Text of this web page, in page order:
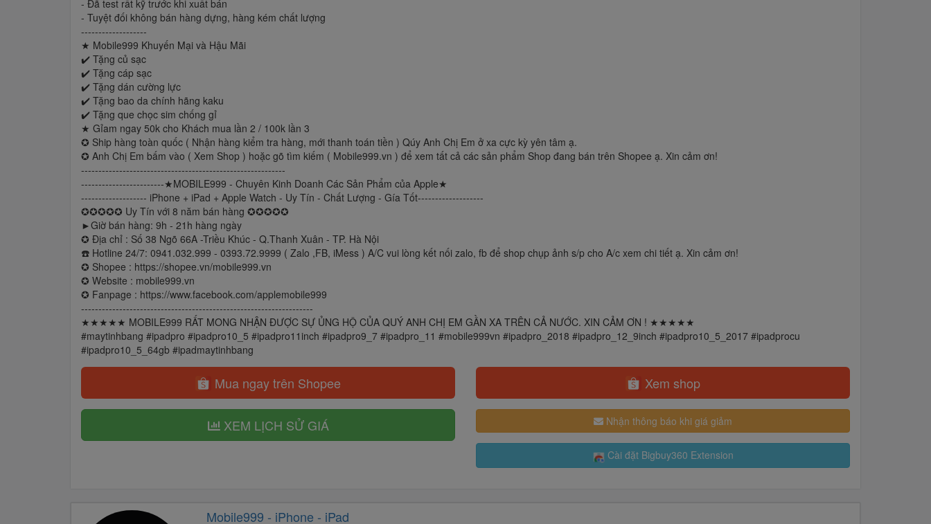
- Đã test rất kỹ trước khi xuất bán
- Tuyệt đối không bán hàng dựng, hàng kém chất lượng
-------------------
★ Mobile999 Khuyến Mại và Hậu Mãi
✔️ Tặng củ sạc
✔️ Tặng cáp sạc
✔️ Tặng dán cường lực
✔️ Tặng bao da chính hãng kaku
✔️ Tặng que chọc sim chống gỉ
★ Gỉam ngay 50k cho Khách mua lần 2 / 100k lần 3
✪ Ship hàng toàn quốc ( Nhận hàng kiểm tra hàng, mới thanh toán tiền ) Qúy Anh Chị Em ở xa cực kỳ yên tâm ạ.
✪ Anh Chị Em bấm vào ( Xem Shop ) hoặc gõ tìm kiếm ( Mobile999.vn ) để xem tất cả các sản phẩm Shop đang bán trên Shopee ạ. Xin cảm ơn!
-----------------------------------------------------------
------------------------★MOBILE999 - Chuyên Kinh Doanh Các Sản Phẩm của Apple★
------------------- iPhone + iPad + Apple Watch - Uy Tín - Chất Lượng - Gía Tốt-------------------
✪✪✪✪✪ Uy Tín với 8 năm bán hàng ✪✪✪✪✪
►Giờ bán hàng: 9h - 21h hàng ngày
✪ Địa chỉ : Số 38 Ngõ 66A -Triều Khúc - Q.Thanh Xuân - TP. Hà Nội
☎️ Hotline 24/7: 0941.032.999 - 0393.72.9999 ( Zalo ,FB, iMess ) A/C vui lòng kết nối zalo, fb để shop chụp ảnh s/p cho A/c xem chi tiết ạ. Xin cảm ơn!
✪ Shopee : https://shopee.vn/mobile999.vn
✪ Website : mobile999.vn
✪ Fanpage : https://www.facebook.com/applemobile999
-------------------------------------------------------------------
★★★★★ MOBILE999 RẤT MONG NHẬN ĐƯỢC SỰ ỦNG HỘ CỦA QUÝ ANH CHỊ EM GẦN XA TRÊN CẢ NƯỚC. XIN CẢM ƠN ! ★★★★★
#maytinhbang #ipadpro #ipadpro10_5 #ipadpro11inch #ipadpro9_7 #ipadpro_11 #mobile999vn #ipadpro_2018 #ipadpro_12_9inch #ipadpro10_5_2017 #ipadprocu
#ipadpro10_5_64gb #ipadmaytinhbang
Mua ngay trên Shopee Xem shop
XEM LỊCH SỬ GIÁ Nhận thông báo khi giá giảm
Cài đặt Bigbuy360 Extension
Mobile999 - iPhone - iPad